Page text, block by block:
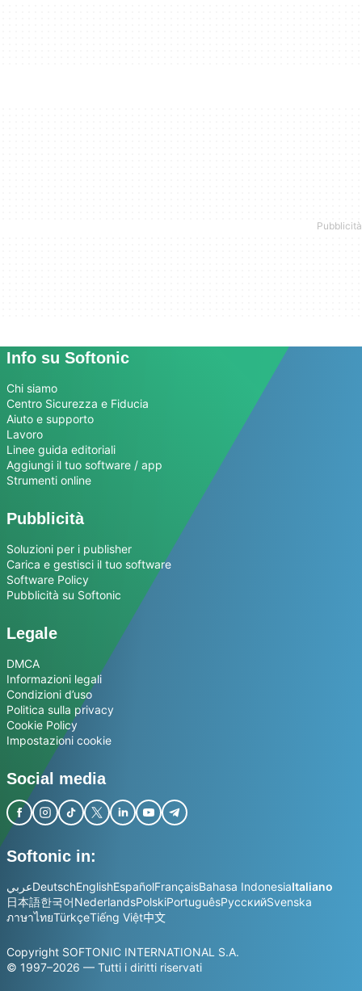
Info su Softonic
Chi siamo
Centro Sicurezza e Fiducia
Aiuto e supporto
Lavoro
Linee guida editoriali
Aggiungi il tuo software / app
Strumenti online
Pubblicità
Soluzioni per i publisher
Carica e gestisci il tuo software
Software Policy
Pubblicità su Softonic
Legale
DMCA
Informazioni legali
Condizioni d’uso
Politica sulla privacy
Cookie Policy
Impostazioni cookie
Social media
Softonic in:
عربيDeutschEnglishEspañolFrançaisBahasa IndonesiaItaliano
日本語한국어NederlandsPolskiPortuguêsРусскийSvenska
ภาษาไทยTürkçeTiếng Việt中文
Copyright SOFTONIC INTERNATIONAL S.A.
© 1997–2026 — Tutti i diritti riservati